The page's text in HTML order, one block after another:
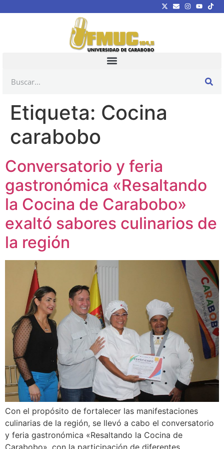
Etiqueta: Cocina
carabobo
Conversatorio y feria
gastronómica «Resaltando
la Cocina de Carabobo»
exaltó sabores culinarios de
la región
Con el propósito de fortalecer las manifestaciones
culinarias de la región, se llevó a cabo el conversatorio
y feria gastronómica «Resaltando la Cocina de